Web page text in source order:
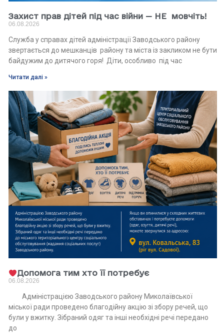
Захист прав дітей під час війни — НЕ мовчіть!
06.08.2026
Служба у справах дітей адміністрації Заводського району
звертається до мешканців району та міста із закликом не бути
байдужим до дитячого горя! Діти, особливо під час
Читати далі »
Допомога тим хто її потребує
06.08.2026
Адміністрацією Заводського району Миколаївської
міської ради проведено благодійну акцію зі збору речей, що
були у вжитку. Зібраний одяг та інші необхідні речі передано
до